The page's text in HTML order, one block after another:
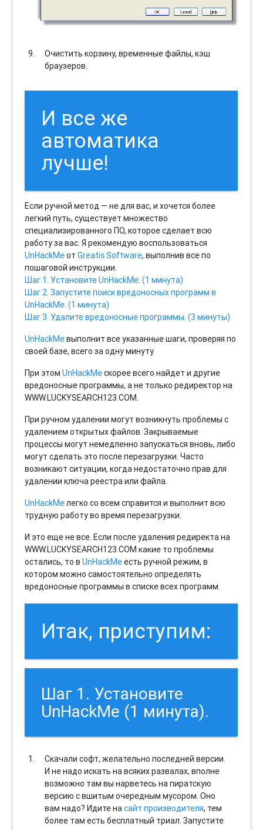
Очистить корзину, временные файлы, кэш
браузеров.
И все же
автоматика
лучше!
Если ручной метод — не для вас, и хочется более
легкий путь, существует множество
специализированного ПО, которое сделает всю
работу за вас. Я рекомендую воспользоваться
UnHackMeотGreatis Software, выполнив все по
пошаговой инструкции.
Шаг 1. Установите UnHackMe. (1 минута)
Шаг 2. Запустите поиск вредоносных программ в
UnHackMe. (1 минута)
Шаг 3. Удалите вредоносные программы. (3 минуты)
UnHackMeвыполнит все указанные шаги, проверяя по
своей базе, всего за одну минуту.
При этомUnHackMeскорее всего найдет и другие
вредоносные программы, а не только редиректор на
WWW.LUCKYSEARCH123.COM.
При ручном удалении могут возникнуть проблемы с
удалением открытых файлов. Закрываемые
процессы могут немедленно запускаться вновь, либо
могут сделать это после перезагрузки. Часто
возникают ситуации, когда недостаточно прав для
удалении ключа реестра или файла.
UnHackMeлегко со всем справится и выполнит всю
трудную работу во время перезагрузки.
И это еще не все. Если после удаления редиректа на
WWW.LUCKYSEARCH123.COM какие то проблемы
остались, то вUnHackMeесть ручной режим, в
котором можно самостоятельно определять
вредоносные программы в списке всех программ.
Итак, приступим:
Шаг 1. Установите
UnHackMe (1 минута).
Скачали софт, желательно последней версии.
И не надо искать на всяких развалах, вполне
возможно там вы нарветесь на пиратскую
версию с вшитым очередным мусором. Оно
вам надо? Идите насайт производителя, тем
более там есть бесплатный триал. Запустите